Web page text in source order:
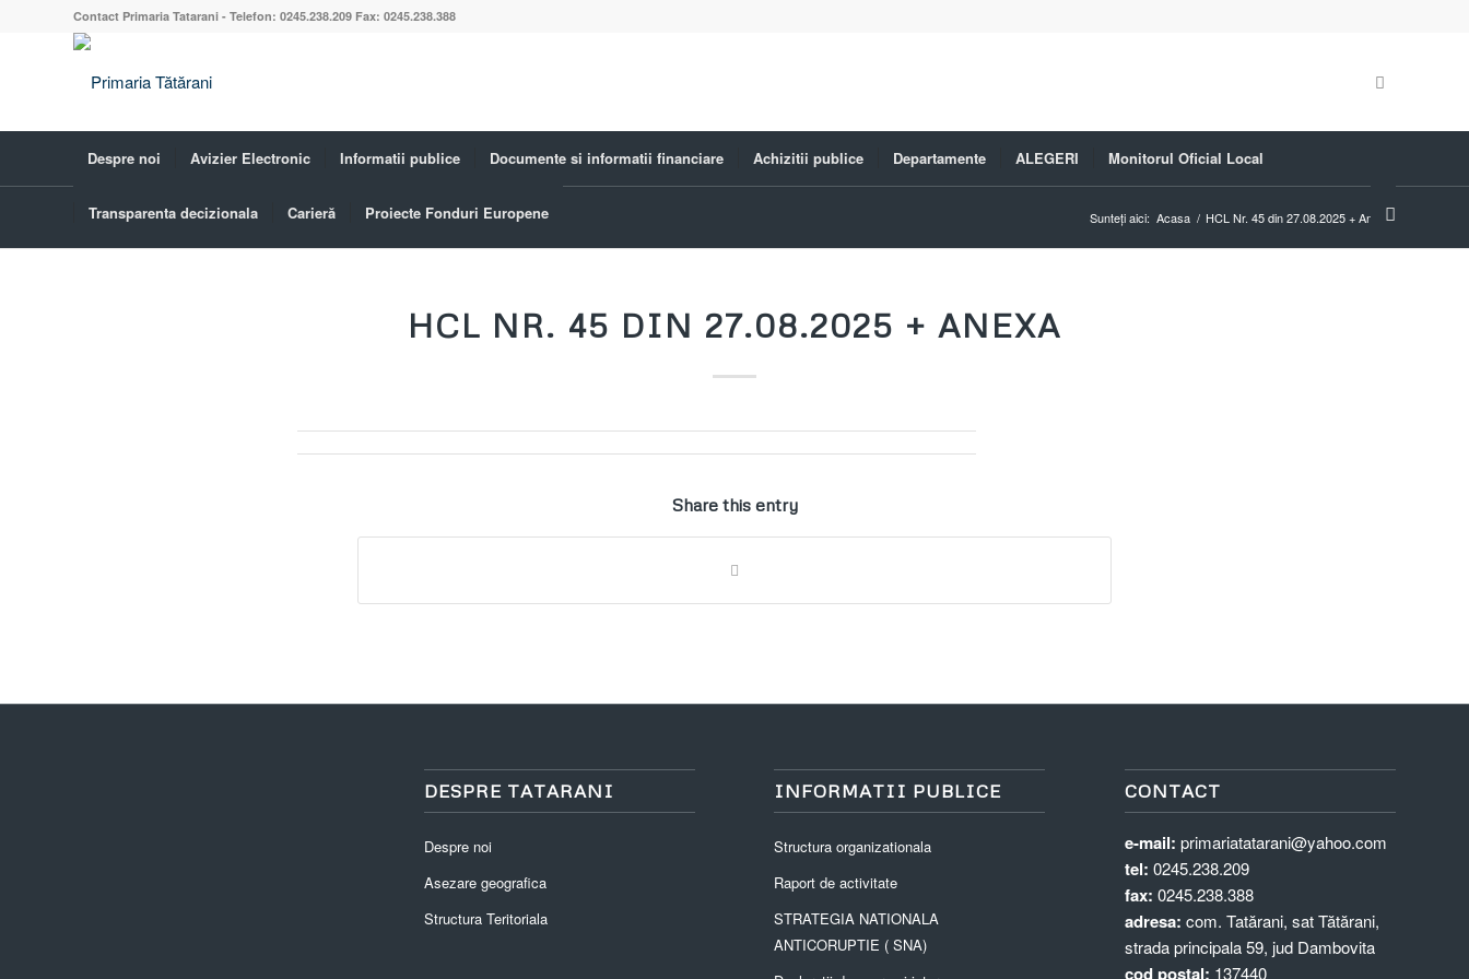
Contact Primaria Tatarani - Telefon: 0245.238.209 Fax: 0245.238.388
Despre noi Avizier Electronic Informatii publice Documente si informatii financiare Achizitii publice Departamente ALEGERI Monitorul Oficial Local
Transparenta decizionala Carieră Proiecte Fonduri Europene
Blog - Ultimele știri Sunteți aici: Acasa / HCL Nr. 45 din 27.08.2025 + Anexa
HCL NR. 45 DIN 27.08.2025 + ANEXA
Share this entry
DESPRE TATARANI
Despre noi
Asezare geografica
Structura Teritoriala
INFORMATII PUBLICE
Structura organizationala
Raport de activitate
STRATEGIA NATIONALA
ANTICORUPTIE ( SNA)
CONTACT
e-mail: primariatatarani@yahoo.com
tel: 0245.238.209
fax: 0245.238.388
adresa: com. Tatărani, sat Tătărani,
strada principala 59, jud Dambovita
cod postal: 137440